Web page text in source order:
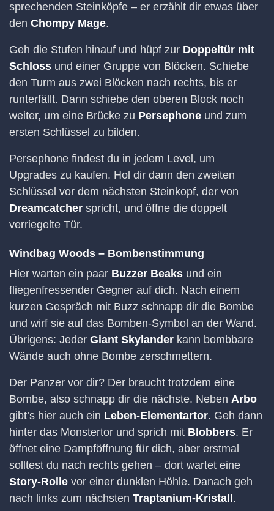
sprechenden Steinköpfe – er erzählt dir etwas über
den Chompy Mage.
Geh die Stufen hinauf und hüpf zur Doppeltür mit
Schloss und einer Gruppe von Blöcken. Schiebe
den Turm aus zwei Blöcken nach rechts, bis er
runterfällt. Dann schiebe den oberen Block noch
weiter, um eine Brücke zu Persephone und zum
ersten Schlüssel zu bilden.
Persephone findest du in jedem Level, um
Upgrades zu kaufen. Hol dir dann den zweiten
Schlüssel vor dem nächsten Steinkopf, der von
Dreamcatcher spricht, und öffne die doppelt
verriegelte Tür.
Windbag Woods – Bombenstimmung
Hier warten ein paar Buzzer Beaks und ein
fliegenfressender Gegner auf dich. Nach einem
kurzen Gespräch mit Buzz schnapp dir die Bombe
und wirf sie auf das Bomben-Symbol an der Wand.
Übrigens: Jeder Giant Skylander kann bombbare
Wände auch ohne Bombe zerschmettern.
Der Panzer vor dir? Der braucht trotzdem eine
Bombe, also schnapp dir die nächste. Neben Arbo
gibt’s hier auch ein Leben-Elementartor. Geh dann
hinter das Monstertor und sprich mit Blobbers. Er
öffnet eine Dampföffnung für dich, aber erstmal
solltest du nach rechts gehen – dort wartet eine
Story-Rolle vor einer dunklen Höhle. Danach geh
nach links zum nächsten Traptanium-Kristall.